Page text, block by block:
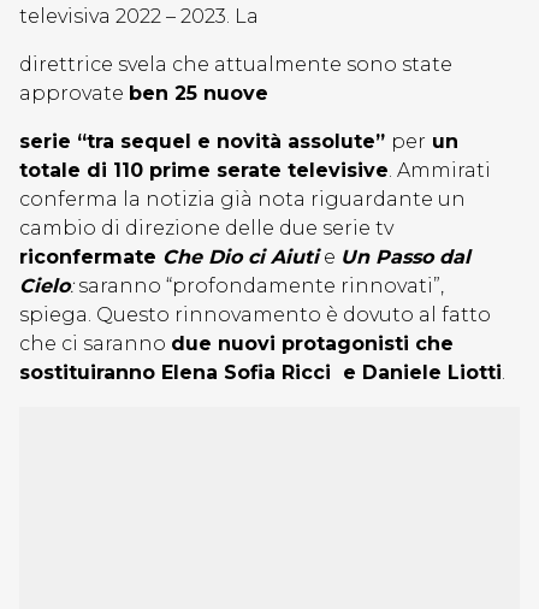
televisiva 2022 – 2023. La
direttrice svela che attualmente sono state
approvate ben 25 nuove
serie “tra sequel e novità assolute” per un
totale di 110 prime serate televisive. Ammirati
conferma la notizia già nota riguardante un
cambio di direzione delle due serie tv
riconfermate Che Dio ci Aiuti e Un Passo dal
Cielo:saranno “profondamente rinnovati”,
spiega. Questo rinnovamento è dovuto al fatto
che ci saranno due nuovi protagonisti che
sostituiranno Elena Sofia Ricci e Daniele Liotti.